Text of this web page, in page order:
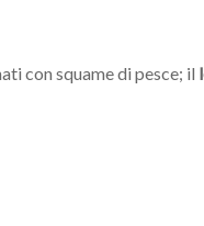
con squame di pesce; il